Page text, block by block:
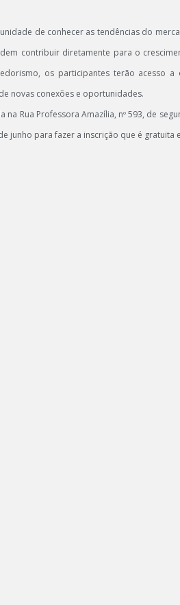
de conhecer as tendências do
contribuir diretamente para o
os participantes terão acesso a
novas conexões e oportunidades.
Rua Professora Amazília, nº 593, de
junho para fazer a inscrição que é gratuita